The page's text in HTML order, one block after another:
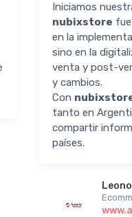
Iniciamos
nubixstore
en la
sino en la
venta y post-
y cambios.
Con
tanto en
compartir
países.